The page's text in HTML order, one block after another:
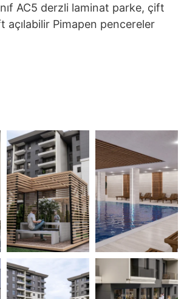
AC5 derzli laminat parke, çift
açılabilir Pimapen pencereler